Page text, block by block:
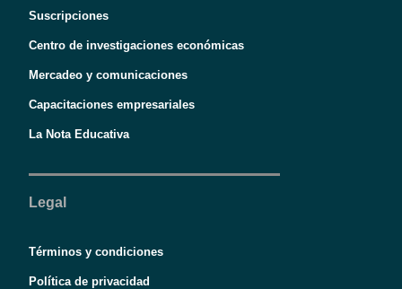
Suscripciones
Centro de investigaciones económicas
Mercadeo y comunicaciones
Capacitaciones empresariales
La Nota Educativa
Legal
Términos y condiciones
Política de privacidad